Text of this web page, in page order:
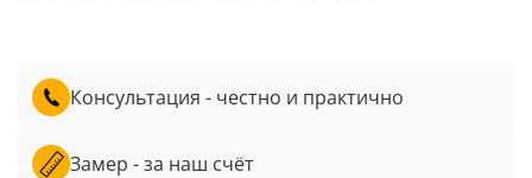
Консультация - честно и практично
Замер - за наш счёт